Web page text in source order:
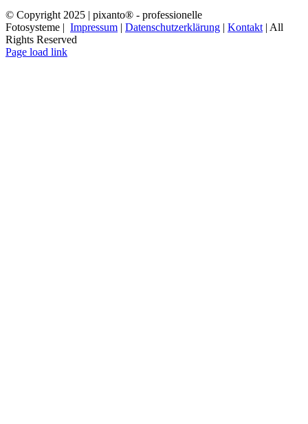
© Copyright 2025 | pixanto® - professionelle
Fotosysteme | Impressum | Datenschutzerklärung | Kontakt | All
Rights Reserved
Page load link